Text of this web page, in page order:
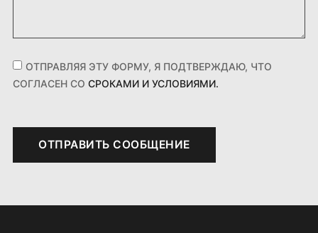
ОТПРАВЛЯЯ ЭТУ ФОРМУ, Я ПОДТВЕРЖДАЮ, ЧТО
СОГЛАСЕН СО СРОКАМИ И УСЛОВИЯМИ.
ОТПРАВИТЬ СООБЩЕНИЕ